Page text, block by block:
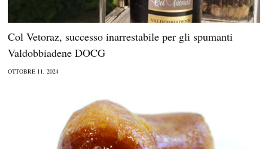
Col Vetoraz, successo inarrestabile per gli spumanti
Valdobbiadene DOCG
OTTOBRE 11, 2024